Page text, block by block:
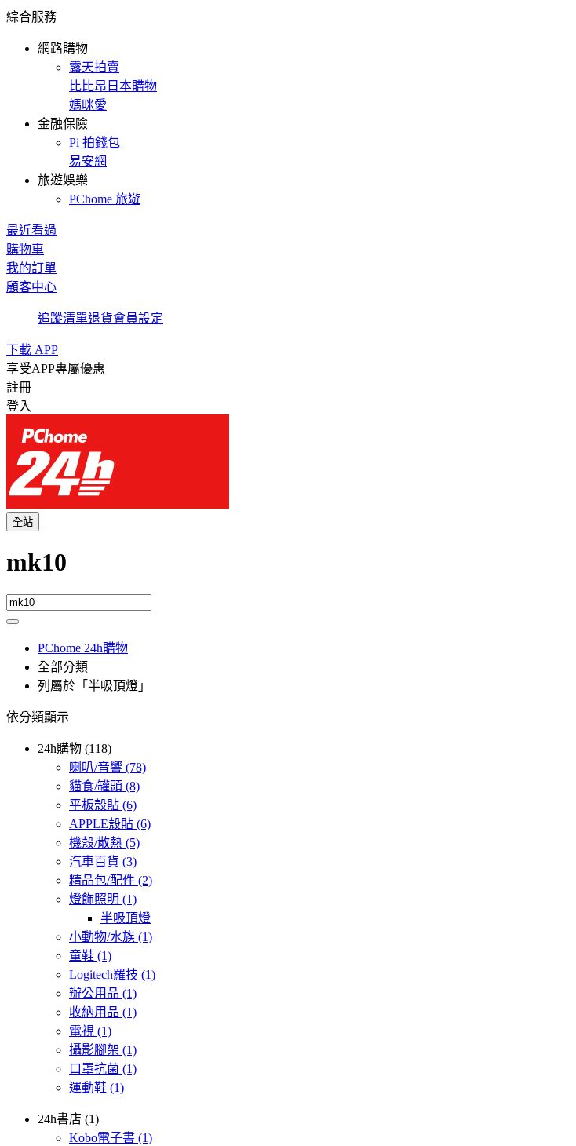
綜合服務
網路購物
露天拍賣
比比昂日本購物
媽咪愛
金融保險
Pi 拍錢包
易安網
旅遊娛樂
PChome 旅遊
最近看過
購物車
我的訂單
顧客中心
追蹤清單退貨會員設定
下載 APP
享受APP專屬優惠
註冊
登入
全站
mk10
PChome 24h購物
全部分類
列屬於「半吸頂燈」
依分類顯示
24h購物 (118)
喇叭/音響 (78)
貓食/罐頭 (8)
平板殼貼 (6)
APPLE殼貼 (6)
機殼/散熱 (5)
汽車百貨 (3)
精品包/配件 (2)
燈飾照明 (1)
半吸頂燈
小動物/水族 (1)
童鞋 (1)
Logitech羅技 (1)
辦公用品 (1)
收納用品 (1)
電視 (1)
攝影腳架 (1)
口罩抗菌 (1)
運動鞋 (1)
24h書店 (1)
Kobo電子書 (1)